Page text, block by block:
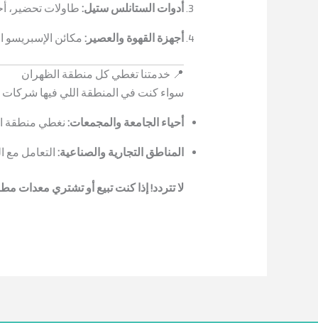
أدوات الستانلس ستيل:طاولات تحضير،
أجهزة القهوة والعصير:مكائن الإسبريسو
📍 خدمتنا تغطي كل منطقة الظهران
سواء كنت في المنطقة اللي فيها شركات
أحياء الجامعة والمجمعات:نغطي منطقة
المناطق التجارية والصناعية:التعامل مع
لا تتردد! إذا كنت تبيع أو تشتري